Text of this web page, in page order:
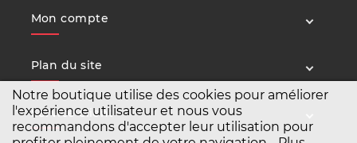
Notre boutique utilise des cookies pour améliorer
l'expérience utilisateur et nous vous
recommandons d'accepter leur utilisation pour
Mon compte
Plan du site
Service client